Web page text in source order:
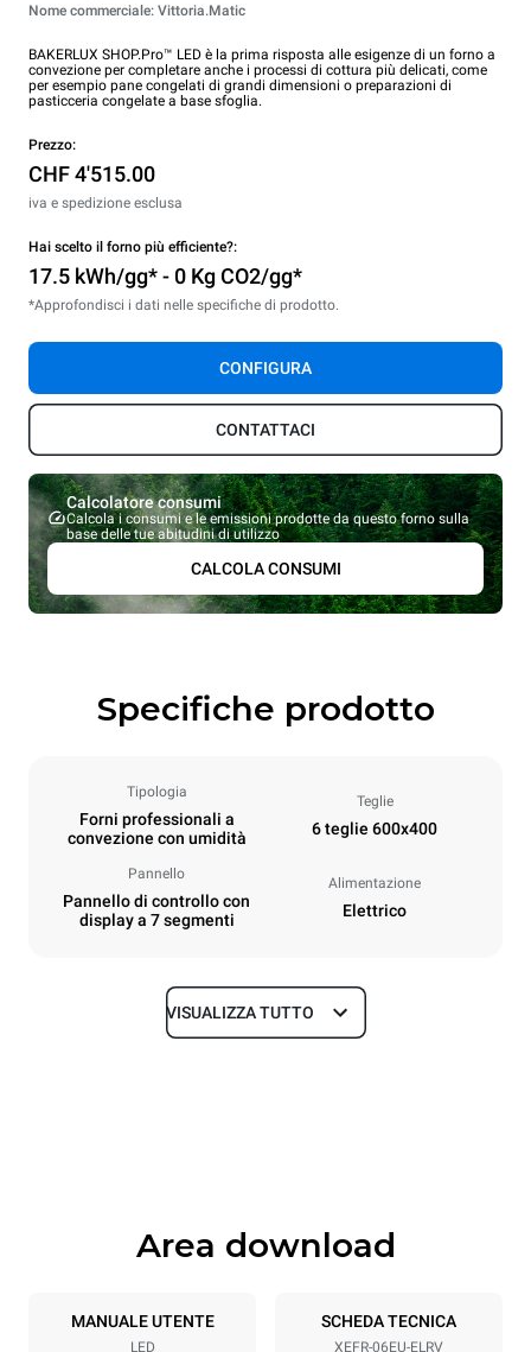
Nome commerciale: Vittoria.Matic
BAKERLUX SHOP.Pro™ LED è la prima risposta alle esigenze di un forno a
convezione per completare anche i processi di cottura più delicati, come
per esempio pane congelati di grandi dimensioni o preparazioni di
pasticceria congelate a base sfoglia.
Prezzo:
CHF 4'515.00
iva e spedizione esclusa
Hai scelto il forno più efficiente?:
17.5 kWh/gg* - 0 Kg CO2/gg*
*Approfondisci i dati nelle specifiche di prodotto.
CONFIGURA
CONTATTACI
Calcolatore consumi
Calcola i consumi e le emissioni prodotte da questo forno sulla
base delle tue abitudini di utilizzo
CALCOLA CONSUMI
Specifiche prodotto
Tipologia
Forni professionali a
convezione con umidità
Teglie
6 teglie 600x400
Pannello
Pannello di controllo con
display a 7 segmenti
Alimentazione
Elettrico
Dimensioni
Specifiche teglia
6 600x400
VISUALIZZA TUTTO
Area download
MANUALE UTENTE
LED
SCHEDA TECNICA
XEFR-06EU-ELRV